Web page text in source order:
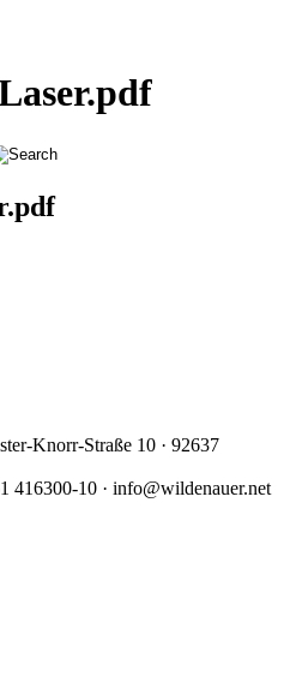
Knorr-Straße 10 · 92637
416300-10 · info@wildenauer.net